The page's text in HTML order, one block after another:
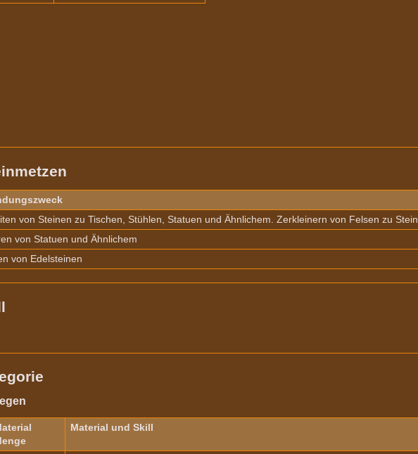
von Steinen zu Tischen, Stühlen, Statuen und Ähnlichem. Zerkleinern von Felsen zu Stein.
von Statuen und Ähnlichem
von Edelsteinen
Material und Skill